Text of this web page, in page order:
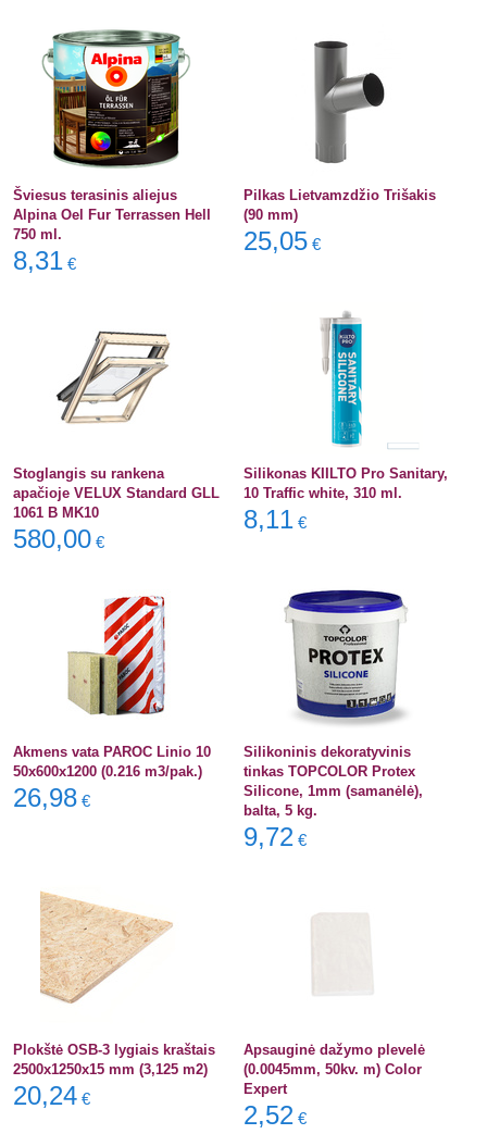
Šviesus terasinis aliejus
Alpina Oel Fur Terrassen Hell
750 ml.
8,31 €
Pilkas Lietvamzdžio Trišakis
(90 mm)
25,05 €
Stoglangis su rankena
apačioje VELUX Standard GLL
1061 B MK10
580,00 €
Silikonas KIILTO Pro Sanitary,
10 Traffic white, 310 ml.
8,11 €
Akmens vata PAROC Linio 10
50x600x1200 (0.216 m3/pak.)
26,98 €
Silikoninis dekoratyvinis
tinkas TOPCOLOR Protex
Silicone, 1mm (samanėlė),
balta, 5 kg.
9,72 €
Plokštė OSB-3 lygiais kraštais
2500x1250x15 mm (3,125 m2)
20,24 €
Apsauginė dažymo plevelė
(0.0045mm, 50kv. m) Color
Expert
2,52 €